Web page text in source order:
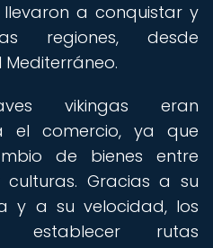
a conquistar y
regiones, desde
vikingas eran
el comercio, ya que
de bienes entre
Gracias a su
y a su velocidad, los
establecer rutas